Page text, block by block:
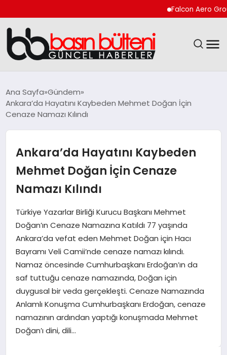
Falcon Aero Group,
GÜNCEL
SAĞLIK
SPOR
TEKNOLOJI
YAŞAM
GÜNDEM
Ana Sayfa Gündem
Ankara’da Hayatını Kaybeden Mehmet Doğan İçin
Cenaze Namazı Kılındı
Ankara’da Hayatını Kaybeden
Mehmet Doğan İçin Cenaze
Namazı Kılındı
Türkiye Yazarlar Birliği Kurucu Başkanı Mehmet
Doğan’ın Cenaze Namazına Katıldı 77 yaşında
Ankara’da vefat eden Mehmet Doğan için Hacı
Bayramı Veli Camii’nde cenaze namazı kılındı.
Namaz öncesinde Cumhurbaşkanı Erdoğan’ın da
saf tuttuğu cenaze namazında, Doğan için
duygusal bir veda gerçekleşti. Cenaze Namazında
Anlamlı Konuşma Cumhurbaşkanı Erdoğan, cenaze
namazının ardından yaptığı konuşmada Mehmet
Doğan’ı dini, dili…